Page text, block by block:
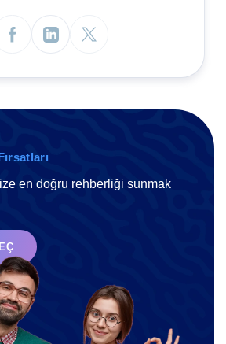
en doğru rehberliği sunmak